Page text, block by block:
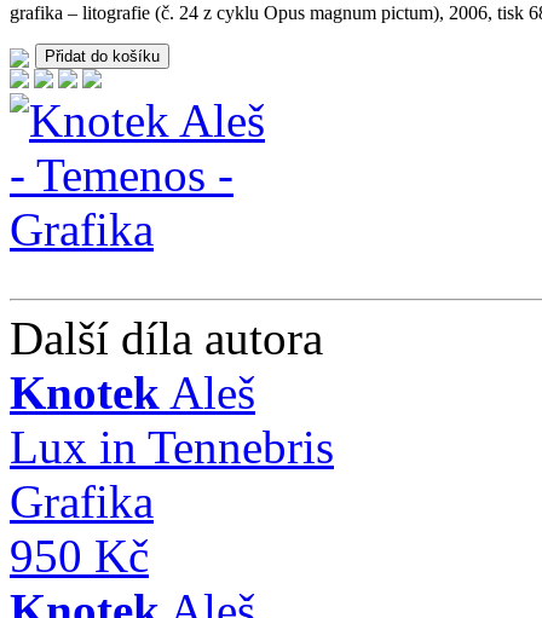
grafika – litografie (č. 24 z cyklu Opus magnum pictum), 2006, tisk
Další díla autora
Knotek Aleš
Lux in Tennebris
Grafika
950 Kč